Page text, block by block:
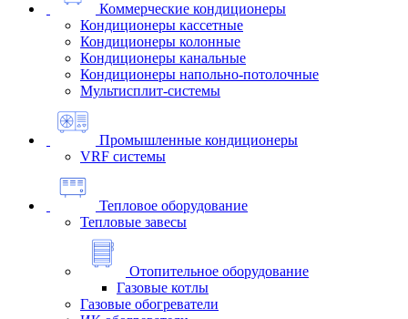
Коммерческие кондиционеры
Кондиционеры кассетные
Кондиционеры колонные
Кондиционеры канальные
Кондиционеры напольно-потолочные
Мультисплит-системы
Промышленные кондиционеры
VRF системы
Тепловое оборудование
Тепловые завесы
Отопительное оборудование
Газовые котлы
Газовые обогреватели